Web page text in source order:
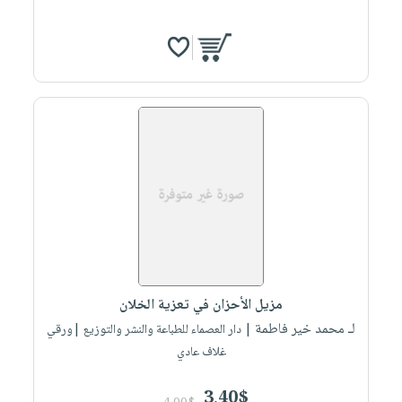
مزيل الأحزان في تعزية الخلان
لـ محمد خير فاطمة | دار العصماء للطباعة والنشر والتوزيع |ورقي
غلاف عادي